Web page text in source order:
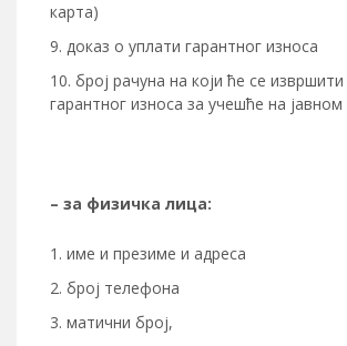
карта)
доказ о уплати гарантног износа
број рачуна на који ће се извршити
гарантног износа за учешће на
– за физичка лица:
име и презиме и адреса
број телефона
матични број,